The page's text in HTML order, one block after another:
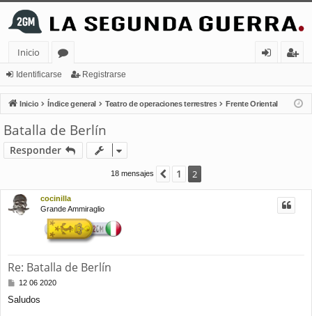
Inicio
or
os
nt
ifi
ist
ra
Identificarse Registrarse
Inicio Índice general Teatro de operaciones terrestres Frente Oriental
Batalla de Berlín
Responder
18 mensajes Anterior
1 2
cocinilla
Grande Ammiraglio
Re: Batalla de Berlín
M
n
12 06 2020
Saludos